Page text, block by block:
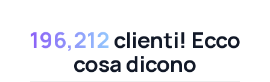
196,212 clienti! Ecco
cosa dicono